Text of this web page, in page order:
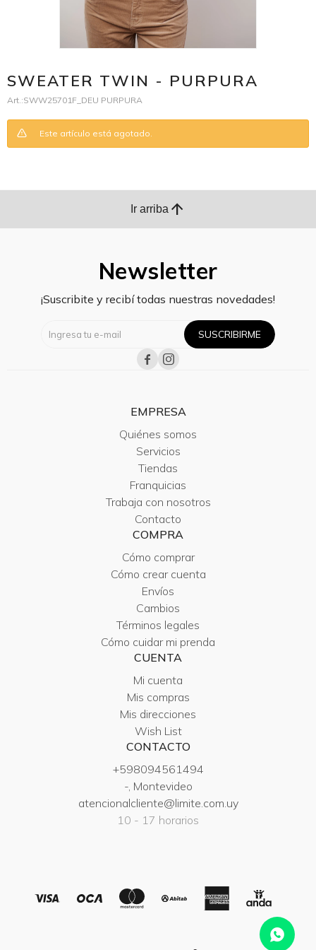
SWEATER TWIN - PURPURA
SWW25701F_DEU PURPURA
Este artículo está agotado.
Ir arriba arrow_upward
Newsletter
¡Suscribite y recibí todas nuestras novedades!
SUSCRIBIRME
 
EMPRESA
Quiénes somos
Servicios
Tiendas
Franquicias
Trabaja con nosotros
Contacto
COMPRA
Cómo comprar
Cómo crear cuenta
Envíos
Cambios
Términos legales
Cómo cuidar mi prenda
CUENTA
Mi cuenta
Mis compras
Mis direcciones
Wish List
CONTACTO
+598094561494
-, Montevideo
atencionalcliente@limite.com.uy
10 - 17 horarios